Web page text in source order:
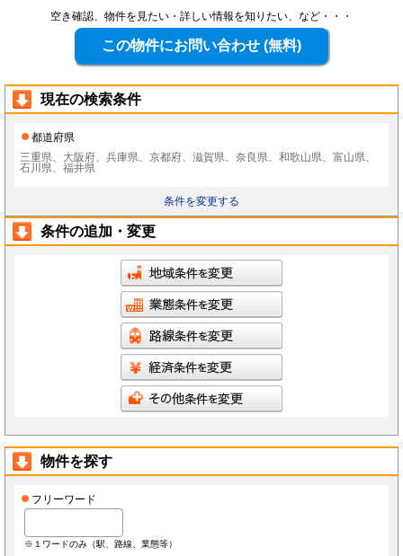
空き確認、物件を見たい・詳しい情報を知りたい、など・・・
現在の検索条件
都道府県
三重県、大阪府、兵庫県、京都府、滋賀県、奈良県、和歌山県、富山県、
石川県、福井県
条件を変更する
条件の追加・変更
物件を探す
フリーワード
※１ワードのみ（駅、路線、業態等）